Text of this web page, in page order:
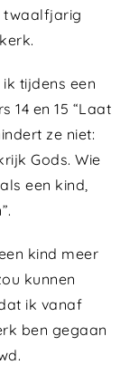
twaalfjarig
tijdens een
14 en 15 “Laat
ze niet:
Gods. Wie
een kind,
kind meer
kunnen
ik vanaf
ben gegaan